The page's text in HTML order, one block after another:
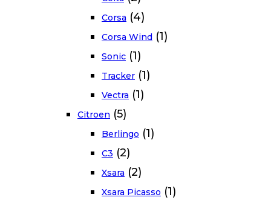
Corsa (4)
Corsa Wind (1)
Sonic (1)
Tracker (1)
Vectra (1)
Citroen (5)
Berlingo (1)
C3 (2)
Xsara (2)
Xsara Picasso (1)